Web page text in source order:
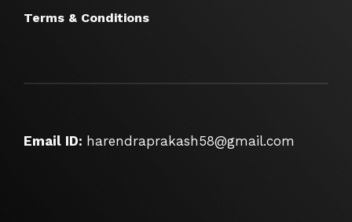
Terms & Conditions
Email ID: harendraprakash58@gmail.com